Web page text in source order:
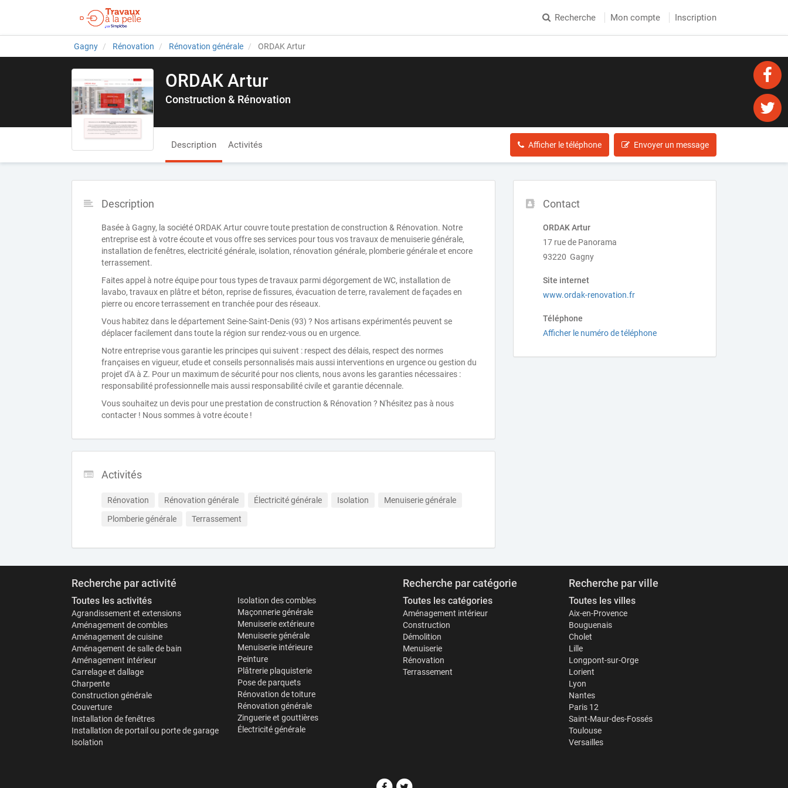
Recherche Mon compte Inscription
Gagny Rénovation Rénovation générale ORDAK Artur
ORDAK Artur
Construction & Rénovation
Description Activités Afficher le téléphone Envoyer un message
Contact
ORDAK Artur
17 rue de Panorama
93220 Gagny
Site internet
www.ordak-renovation.fr
Téléphone
Afficher le numéro de téléphone
Description
Basée à Gagny, la société ORDAK Artur couvre toute prestation de construction & Rénovation. Notre
entreprise est à votre écoute et vous offre ses services pour tous vos travaux de menuiserie générale,
installation de fenêtres, electricité générale, isolation, rénovation générale, plomberie générale et encore
terrassement.
Faites appel à notre équipe pour tous types de travaux parmi dégorgement de WC, installation de
lavabo, travaux en plâtre et béton, reprise de fissures, évacuation de terre, ravalement de façades en
pierre ou encore terrassement en tranchée pour des réseaux.
Vous habitez dans le département Seine-Saint-Denis (93) ? Nos artisans expérimentés peuvent se
déplacer facilement dans toute la région sur rendez-vous ou en urgence.
Notre entreprise vous garantie les principes qui suivent : respect des délais, respect des normes
françaises en vigueur, etude et conseils personnalisés mais aussi interventions en urgence ou gestion du
projet d'A à Z. Pour un maximum de sécurité pour nos clients, nous avons les garanties nécessaires :
responsabilité professionnelle mais aussi responsabilité civile et garantie décennale.
Vous souhaitez un devis pour une prestation de construction & Rénovation ? N'hésitez pas à nous
contacter ! Nous sommes à votre écoute !
Activités
Rénovation Rénovation générale Électricité générale Isolation
Menuiserie générale
Plomberie générale
Terrassement
Recherche par activité
Toutes les activités
Agrandissement et extensions
Aménagement de combles
Aménagement de cuisine
Aménagement de salle de bain
Aménagement intérieur
Carrelage et dallage
Charpente
Construction générale
Couverture
Installation de fenêtres
Installation de portail ou porte de garage
Isolation
Isolation des combles
Maçonnerie générale
Menuiserie extérieure
Menuiserie générale
Menuiserie intérieure
Peinture
Plâtrerie plaquisterie
Pose de parquets
Rénovation de toiture
Rénovation générale
Zinguerie et gouttières
Électricité générale
Recherche par catégorie
Toutes les catégories
Aménagement intérieur
Construction
Démolition
Menuiserie
Rénovation
Terrassement
Recherche par ville
Toutes les villes
Aix-en-Provence
Bouguenais
Cholet
Lille
Longpont-sur-Orge
Lorient
Lyon
Nantes
Paris 12
Saint-Maur-des-Fossés
Toulouse
Versailles